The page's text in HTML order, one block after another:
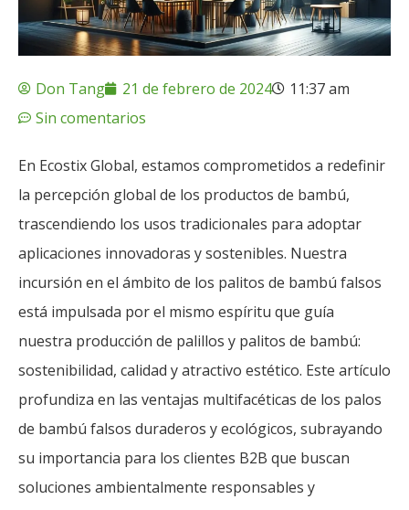
Don Tang 21 de febrero de 2024
11:37 am
Sin comentarios
En Ecostix Global, estamos comprometidos a redefinir
la percepción global de los productos de bambú,
trascendiendo los usos tradicionales para adoptar
aplicaciones innovadoras y sostenibles. Nuestra
incursión en el ámbito de los palitos de bambú falsos
está impulsada por el mismo espíritu que guía
nuestra producción de palillos y palitos de bambú:
sostenibilidad, calidad y atractivo estético. Este artículo
profundiza en las ventajas multifacéticas de los palos
de bambú falsos duraderos y ecológicos, subrayando
su importancia para los clientes B2B que buscan
soluciones ambientalmente responsables y